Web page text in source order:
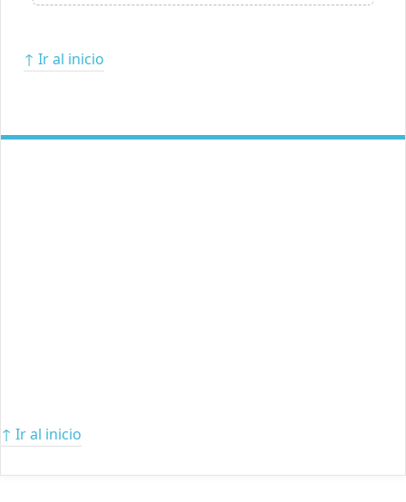
↑ Ir al inicio
↑ Ir al inicio